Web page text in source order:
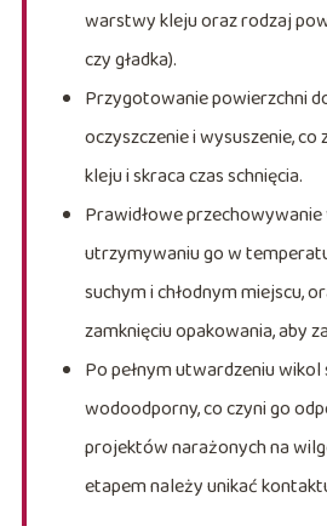
warstwy kleju oraz rodzaj
czy gładka).
Przygotowanie powierzchni
oczyszczenie i wysuszenie,
kleju i skraca czas schnięcia.
Prawidłowe
utrzymywaniu go w
suchym i chłodnym miejscu,
zamknięciu opakowania, aby
Po pełnym utwardzeniu wikol
wodoodporny, co czyni go
projektów narażonych na
etapem należy unikać